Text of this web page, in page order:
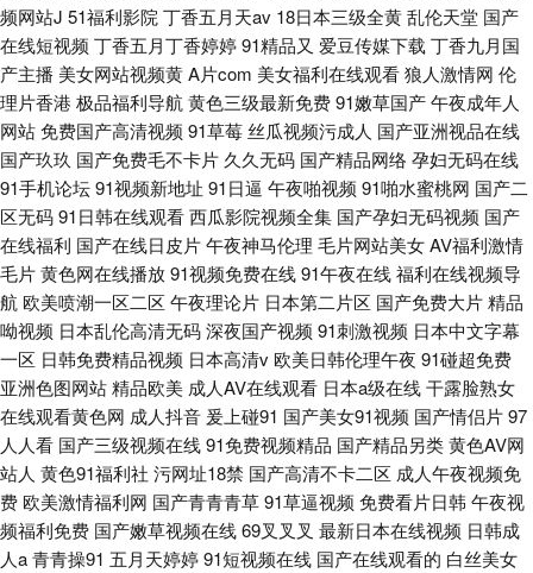
频网站J 51福利影院 丁香五月天av 18日本三级全黄乱伦天堂 国产
在线短视频 丁香五月丁香婷婷91精品又 爱豆传媒下载 丁香九月国
产主播 美女网站视频黄A片com 美女福利在线观看狼人激情网 伦
理片香港 极品福利导航 黄色三级最新免费91嫩草国产午夜成年人
网站免费国产高清视频 91草莓丝瓜视频污成人 国产亚洲视品在线
国产玖玖 国产免费毛不卡片 久久无码 国产精品网络 孕妇无码在线
91手机论坛91视频新地址 91日逼 午夜啪视频 91啪水蜜桃网 国产二
区无码91日韩在线观看西瓜影院视频全集 国产孕妇无码视频 国产
在线福利 国产在线日皮片午夜神马伦理 毛片网站美女AV福利激情
毛片黄色网在线播放91视频免费在线91午夜在线福利在线视频导
航 欧美喷潮一区二区 午夜理论片 日本第二片区 国产免费大片精品
呦视频 日本乱伦高清无码深夜国产视频 91刺激视频 日本中文字幕
一区 日韩免费精品视频 日本高清v 欧美日韩伦理午夜 91碰超免费
亚洲色图网站精品欧美 成人AV在线观看 日本a级在线干露脸熟女
在线观看黄色网 成人抖音 爰上碰91 国产美女91视频 国产情侣片97
人人看 国产三级视频在线91免费视频精品 国产精品另类黄色AV网
站人 黄色91福利社 污网址18禁 国产高清不卡二区 成人午夜视频免
费 欧美激情福利网 国产青青青草91草逼视频 免费看片日韩 午夜视
频福利免费 国产嫩草视频在线69叉叉叉 最新日本在线视频 日韩成
人a青青操91 五月天婷婷91短视频在线 国产在线观看的 白丝美女